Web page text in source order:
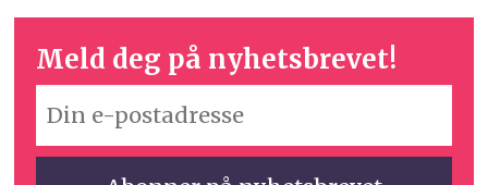
Meld deg på nyhetsbrevet!